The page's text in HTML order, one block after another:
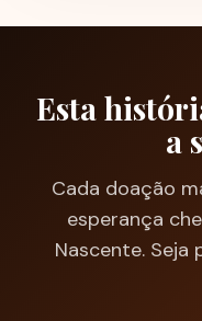
Esta
a
Cada doação
esperança
Nascente.